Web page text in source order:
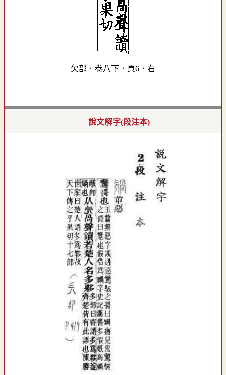
欠部．卷八下．頁6．右
說文解字(段注本)